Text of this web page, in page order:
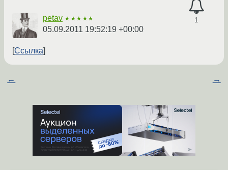
1
petav ★★★★★
05.09.2011 19:52:19 +00:00
Ссылка
← →